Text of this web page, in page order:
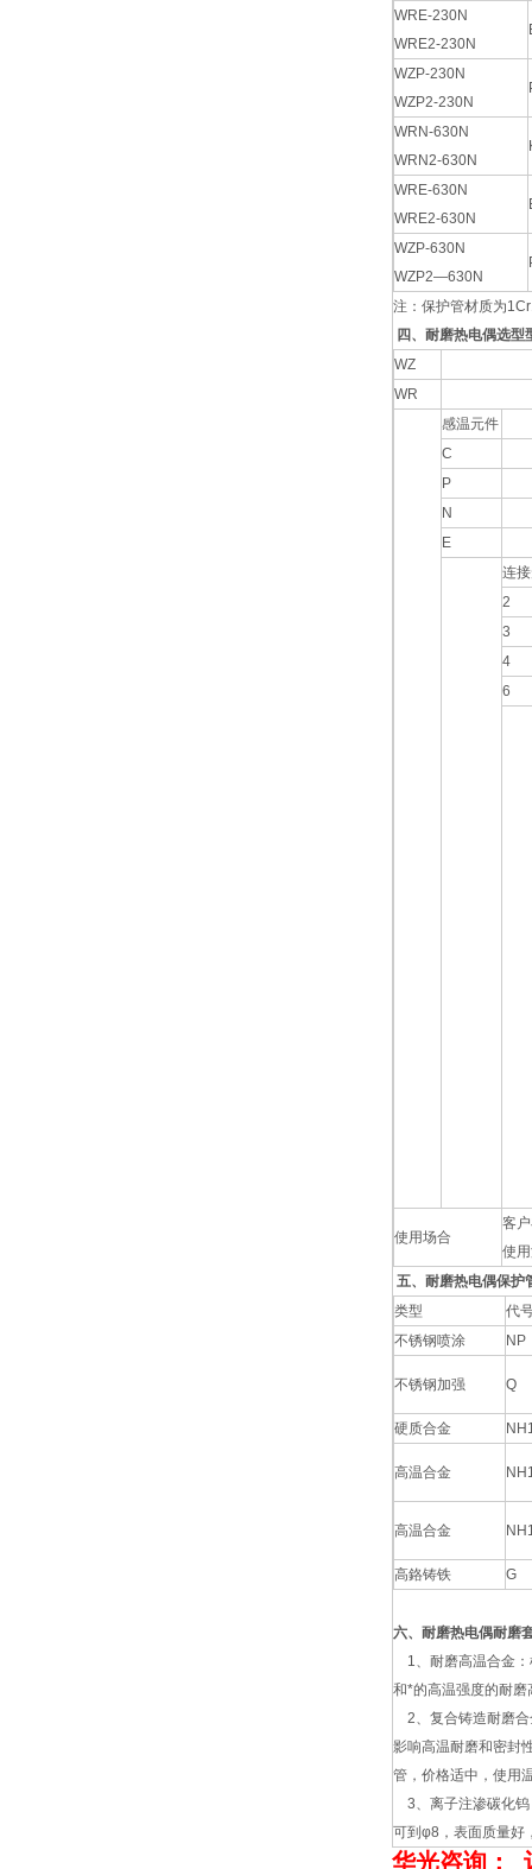
WRE-230N
WRE2-230N
WZP-230N
WZP2-230N
WRN-630N
WRN2-630N
WRE-630N
WRE2-630N
WZP-630N
WZP2—630N
注：保护管材质为
四、耐磨热电偶选型
WZ
WR
感温元件
C
P
N
E
连
2
3
4
6
使用场合
客
使
五、耐磨热电偶保护
类型
代
不锈钢喷涂
NP
不锈钢加强 Q
硬质合金
高温合金
高温合金
高鉻铸铁 G
六、耐磨热电偶耐磨
1、耐磨高温合金：
和*的高温强度的耐
2、复合铸造耐磨合
影响高温耐磨和密封
管，价格适中，使用
3、离子注渗碳化钨
可到φ8，表面质量好
华光咨询 ：